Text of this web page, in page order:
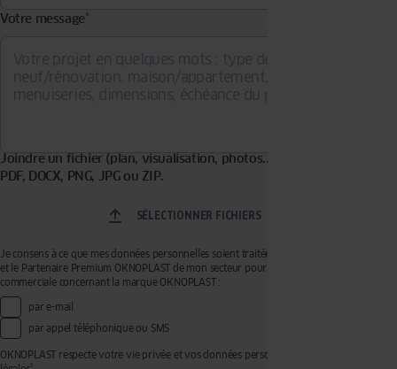
Votre message*
Joindre un fichier (plan, visualisation, photos...). Formats acceptés :
PDF, DOCX, PNG, JPG ou ZIP.
SÉLECTIONNER FICHIERS
Je consens à ce que mes données personnelles soient traitées par OKNOPLAST Sp. z o.o.
et le Partenaire Premium OKNOPLAST de mon secteur pour recevoir de la prospection
commerciale concernant la marque OKNOPLAST :
par e-mail
par appel téléphonique ou SMS
OKNOPLAST respecte votre vie privée et vos données personnelles, voir mentions